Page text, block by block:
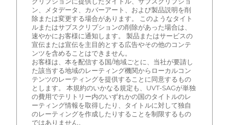
ン、メタデータ、カバーアート、および製品説明を削
除または変更する場合があります。 このようなタイト
ルまたはサブスクリプションの削除があった場合は、
速やかにお客様に通知します。 製品またはサービスの
宣伝または宣伝を主目的とする広告やその他のコンテ
ンツを含めることはできません。
お客様は、本を配信する国/地域ごとに、当社が要請し
た該当する地域のレーティング機関からローカルコン
テンツのレーティングを提供することに同意するもの
とします。 本規約のいかなる規定も、UVT-SAGが単独
の費用でテリトリー内のいずれかの国のタイトルのレ
ーティング情報を取得したり、タイトルに対して独自
のレーティングを作成したりすることを制限するもの
ではありません。